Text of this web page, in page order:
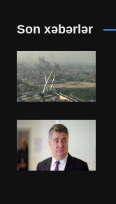
Son xəbərlər